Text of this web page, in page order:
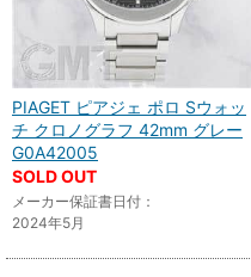
PIAGET ピアジェ ポロ Sウォッ
チ クロノグラフ 42mm グレー
G0A42005
SOLD OUT
メーカー保証書日付：
2024年5月